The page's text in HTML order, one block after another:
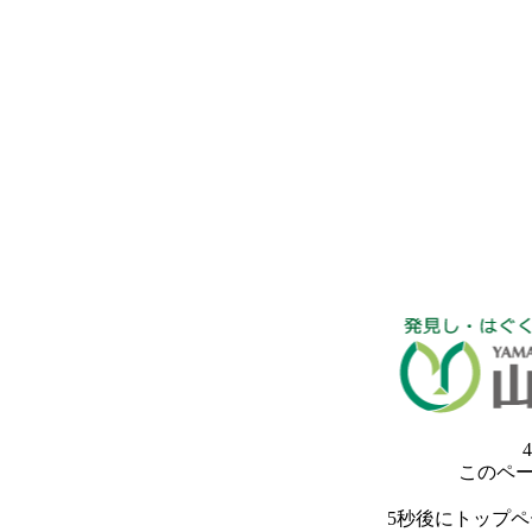
このペ
5秒後にトップ